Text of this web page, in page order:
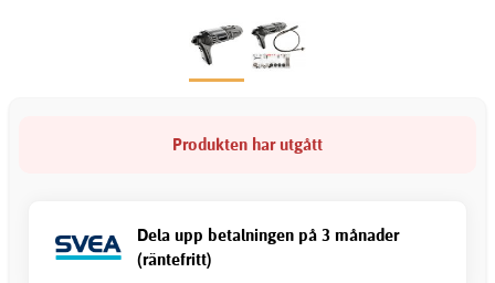
Produkten har utgått
Dela upp betalningen på 3 månader
(räntefritt)